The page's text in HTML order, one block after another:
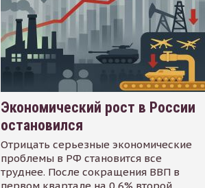
Экономический рост в России
остановился
Отрицать серьезные экономические
проблемы в РФ становится все
труднее. После сокращения ВВП в